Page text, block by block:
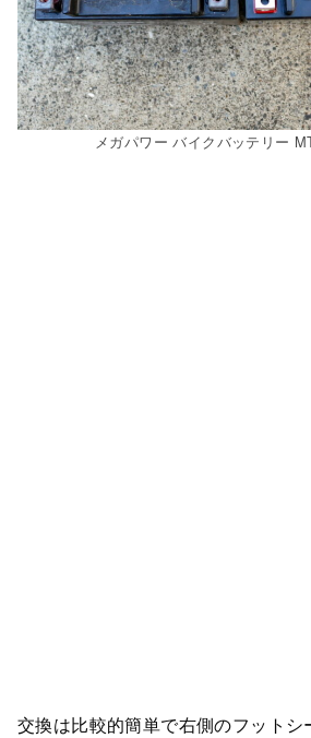
メガパワー バイクバッテリー
交換は比較的簡単で右側のフットシ